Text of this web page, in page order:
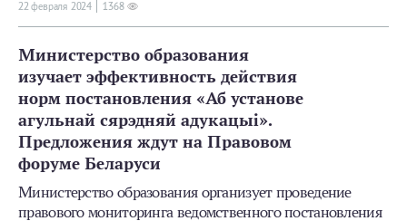
22 февраля 2024 1368
Министерство образования
изучает эффективность действия
норм постановления «Аб установе
агульнай сярэдняй адукацыі».
Предложения ждут на Правовом
форуме Беларуси
Министерство образования организует проведение
правового мониторинга ведомственного постановления